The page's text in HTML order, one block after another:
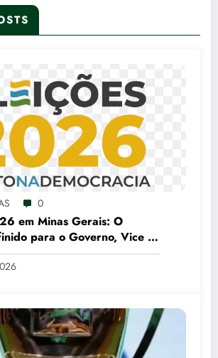
0
em Minas Gerais: O
para o Governo, Vice e